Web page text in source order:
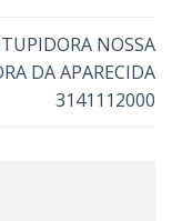
NOSSA
DA APARECIDA
3141112000